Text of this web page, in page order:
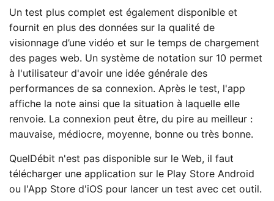
Un test plus complet est également disponible et
fournit en plus des données sur la qualité de
visionnage d’une vidéo et sur le temps de chargement
des pages web. Un système de notation sur 10 permet
à l'utilisateur d'avoir une idée générale des
performances de sa connexion. Après le test, l'app
affiche la note ainsi que la situation à laquelle elle
renvoie. La connexion peut être, du pire au meilleur :
mauvaise, médiocre, moyenne, bonne ou très bonne.
QuelDébit n'est pas disponible sur le Web, il faut
télécharger une application sur le Play Store Android
ou l'App Store d'iOS pour lancer un test avec cet outil.